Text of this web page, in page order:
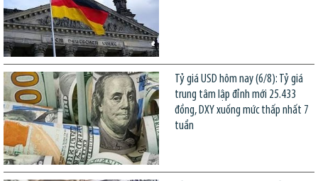
Tỷ giá USD hôm nay (6/8): Tỷ giá
trung tâm lập đỉnh mới 25.433
đồng, DXY xuống mức thấp nhất 7
tuần